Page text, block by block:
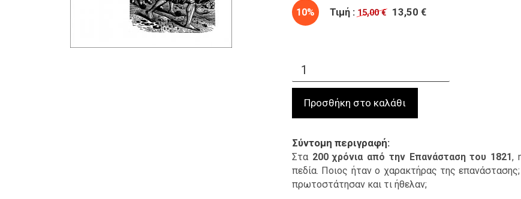
10% Τιμή : 15,00 € 13,50 €
Σύντομη περιγραφή
Στα 200 χρόνια από την Επανάσταση του 1821,
πεδία. Ποιος ήταν ο χαρακτήρας της επανάστασης;
πρωτοστάτησαν και τι ήθελαν;